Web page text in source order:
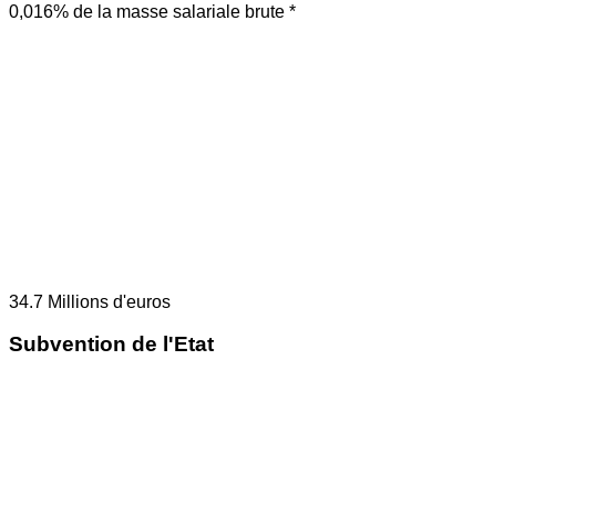
0,016% de la masse salariale brute *
34.7 Millions d'euros
Subvention de l'Etat